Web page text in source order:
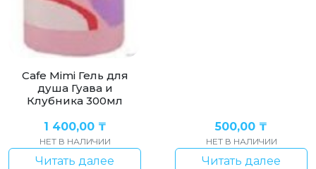
Cafe Mimi Гель для
душа Гуава и
Клубника 300мл
1 400,00 ₸
НЕТ В НАЛИЧИИ
Читать далее
500,00 ₸
НЕТ В НАЛИЧИИ
Читать далее